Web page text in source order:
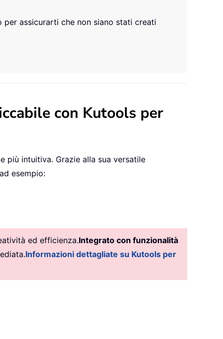
assicurarti che non siano stati creati
con Kutools per
più intuitiva. Grazie alla sua versatile
esempio:
ed efficienza.Integrato con funzionalità
Informazioni dettagliate su Kutools per